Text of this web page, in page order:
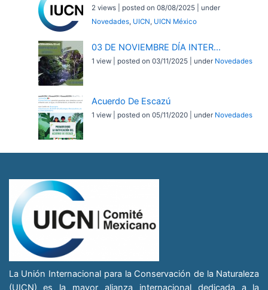
2 views posted on 08/08/2025
under
Novedades, UICN, UICN México
03 DE NOVIEMBRE DÍA INTER...
1 view posted on 03/11/2025 under Novedades
Acuerdo De Escazú
1 view posted on 05/11/2020 under Novedades
La Unión Internacional para la Conservación de la Naturaleza
(UICN) es la mayor alianza internacional dedicada a la